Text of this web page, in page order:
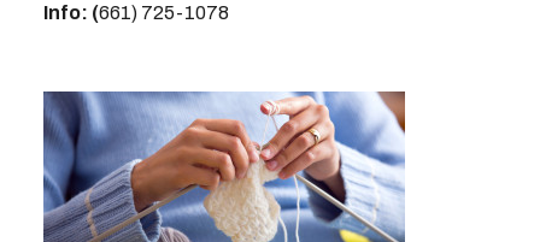
Info: (661) 725-1078